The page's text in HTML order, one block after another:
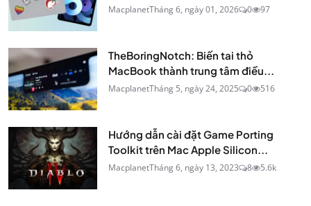
MacplanetTháng 6, ngày 01, 2026 0 97
TheBoringNotch: Biến tai thỏ
MacBook thành trung tâm điều...
MacplanetTháng 5, ngày 24, 2025 0 516
Hướng dẫn cài đặt Game Porting
Toolkit trên Mac Apple Silicon...
MacplanetTháng 6, ngày 13, 2023 8 5.6k